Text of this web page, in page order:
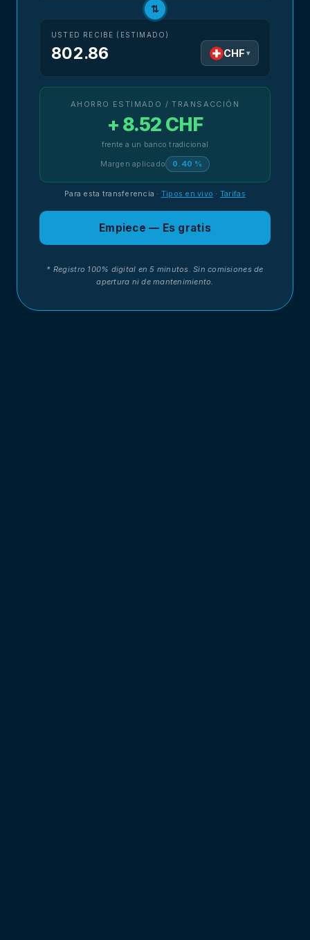
⇅
USTED RECIBE (ESTIMADO)
802.86 CHF ▾
AHORRO ESTIMADO / TRANSACCIÓN
+ 8.52 CHF
frente a un banco tradicional
Margen aplicado 0.40 %
Para esta transferencia · Tipos en vivo · Tarifas
Empiece — Es gratis
* Registro 100% digital en 5 minutos. Sin comisiones de
apertura ni de mantenimiento.